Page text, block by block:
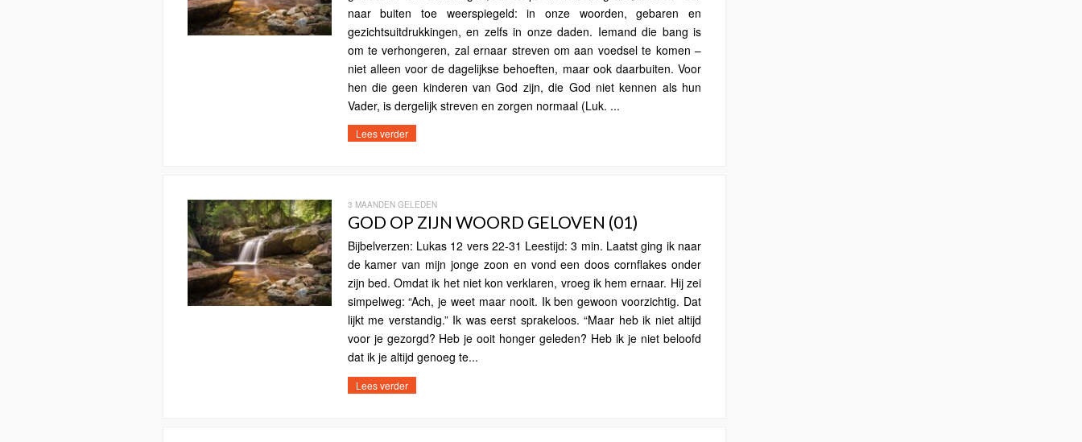
naar buiten toe weerspiegeld: in onze woorden, gebaren en
gezichtsuitdrukkingen, en zelfs in onze daden. Iemand die bang is
om te verhongeren, zal ernaar streven om aan voedsel te komen –
niet alleen voor de dagelijkse behoeften, maar ook daarbuiten. Voor
hen die geen kinderen van God zijn, die God niet kennen als hun
Vader, is dergelijk streven en zorgen normaal (Luk. ...
Lees verder
3 MAANDEN GELEDEN
GOD OP ZIJN WOORD GELOVEN (01)
Bijbelverzen: Lukas 12 vers 22-31 Leestijd: 3 min. Laatst ging ik naar
de kamer van mijn jonge zoon en vond een doos cornflakes onder
zijn bed. Omdat ik het niet kon verklaren, vroeg ik hem ernaar. Hij zei
simpelweg: “Ach, je weet maar nooit. Ik ben gewoon voorzichtig. Dat
lijkt me verstandig.” Ik was eerst sprakeloos. “Maar heb ik niet altijd
voor je gezorgd? Heb je ooit honger geleden? Heb ik je niet beloofd
dat ik je altijd genoeg te...
Lees verder